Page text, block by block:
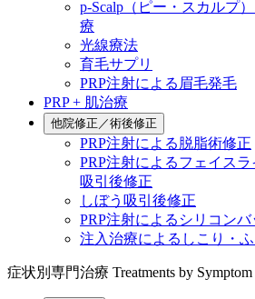
p-Scalp（ピー・スカルプ
療
光線療法
育毛サプリ
PRP注射による眉毛発毛
PRP + 肌治療
他院修正／術後修正
PRP注射による脱脂術修正
PRP注射によるフェイス
吸引後修正
しぼう吸引後修正
PRP注射によるシリコン
注入治療によるしこり・
症状別専門治療 Treatments by Symptom